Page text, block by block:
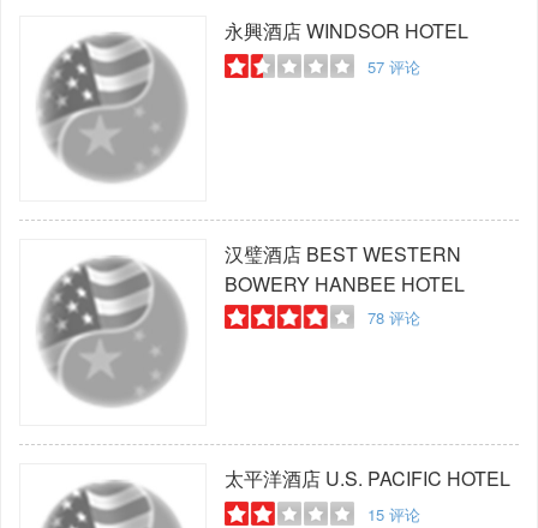
永興酒店WINDSOR HOTEL
57评论
汉璧酒店BEST WESTERN
BOWERY HANBEE HOTEL
78评论
太平洋酒店U.S. PACIFIC HOTEL
15评论